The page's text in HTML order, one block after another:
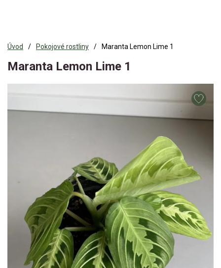
Úvod Pokojové rostliny Maranta Lemon Lime 1
Maranta Lemon Lime 1